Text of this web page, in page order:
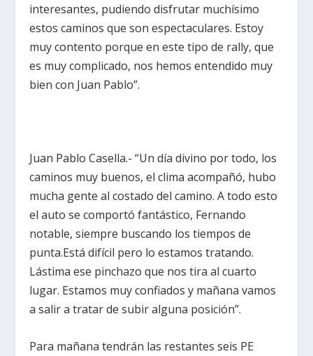
interesantes, pudiendo disfrutar muchísimo
estos caminos que son espectaculares. Estoy
muy contento porque en este tipo de rally, que
es muy complicado, nos hemos entendido muy
bien con Juan Pablo”.
Juan Pablo Casella.- “Un día divino por todo, los
caminos muy buenos, el clima acompañó, hubo
mucha gente al costado del camino. A todo esto
el auto se comportó fantástico, Fernando
notable, siempre buscando los tiempos de
punta.Está difícil pero lo estamos tratando.
Lástima ese pinchazo que nos tira al cuarto
lugar. Estamos muy confiados y mañana vamos
a salir a tratar de subir alguna posición”.
Para mañana tendrán las restantes seis PE